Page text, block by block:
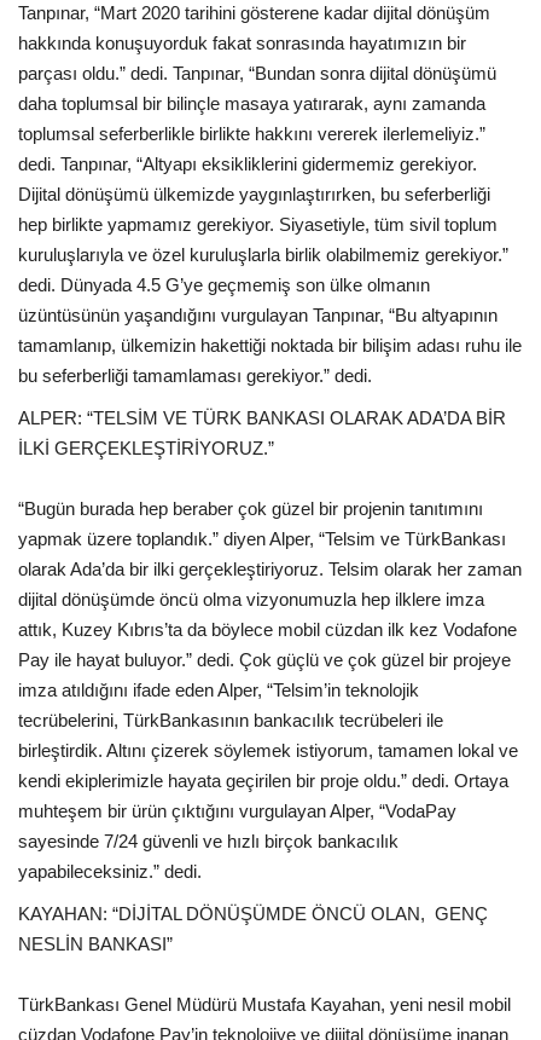
Tanpınar, “Mart 2020 tarihini gösterene kadar dijital dönüşüm
hakkında konuşuyorduk fakat sonrasında hayatımızın bir
parçası oldu.” dedi. Tanpınar, “Bundan sonra dijital dönüşümü
daha toplumsal bir bilinçle masaya yatırarak, aynı zamanda
toplumsal seferberlikle birlikte hakkını vererek ilerlemeliyiz.”
dedi. Tanpınar, “Altyapı eksikliklerini gidermemiz gerekiyor.
Dijital dönüşümü ülkemizde yaygınlaştırırken, bu seferberliği
hep birlikte yapmamız gerekiyor. Siyasetiyle, tüm sivil toplum
kuruluşlarıyla ve özel kuruluşlarla birlik olabilmemiz gerekiyor.”
dedi. Dünyada 4.5 G’ye geçmemiş son ülke olmanın
üzüntüsünün yaşandığını vurgulayan Tanpınar, “Bu altyapının
tamamlanıp, ülkemizin hakettiği noktada bir bilişim adası ruhu ile
bu seferberliği tamamlaması gerekiyor.” dedi.
ALPER: “TELSİM VE TÜRK BANKASI OLARAK ADA’DA BİR
İLKİ GERÇEKLEŞTİRİYORUZ.”
“Bugün burada hep beraber çok güzel bir projenin tanıtımını
yapmak üzere toplandık.” diyen Alper, “Telsim ve TürkBankası
olarak Ada’da bir ilki gerçekleştiriyoruz. Telsim olarak her zaman
dijital dönüşümde öncü olma vizyonumuzla hep ilklere imza
attık, Kuzey Kıbrıs’ta da böylece mobil cüzdan ilk kez Vodafone
Pay ile hayat buluyor.” dedi. Çok güçlü ve çok güzel bir projeye
imza atıldığını ifade eden Alper, “Telsim’in teknolojik
tecrübelerini, TürkBankasının bankacılık tecrübeleri ile
birleştirdik. Altını çizerek söylemek istiyorum, tamamen lokal ve
kendi ekiplerimizle hayata geçirilen bir proje oldu.” dedi. Ortaya
muhteşem bir ürün çıktığını vurgulayan Alper, “VodaPay
sayesinde 7/24 güvenli ve hızlı birçok bankacılık
yapabileceksiniz.” dedi.
KAYAHAN: “DİJİTAL DÖNÜŞÜMDE ÖNCÜ OLAN, GENÇ
NESLİN BANKASI”
TürkBankası Genel Müdürü Mustafa Kayahan, yeni nesil mobil
cüzdan Vodafone Pay’in teknolojiye ve dijital dönüşüme inanan